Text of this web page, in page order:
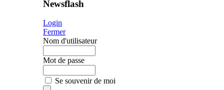
Newsflash
Login
Fermer
Nom d'utilisateur
Mot de passe
Se souvenir de moi